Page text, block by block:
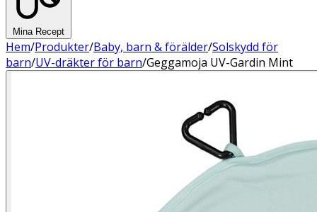
Mina Recept
Hem/Produkter/Baby, barn & förälder/Solskydd för
barn/UV-dräkter för barn/Geggamoja UV-Gardin Mint